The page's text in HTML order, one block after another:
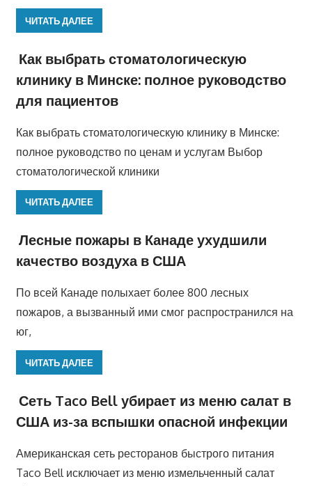
ЧИТАТЬ ДАЛЕЕ
Как выбрать стоматологическую
клинику в Минске: полное руководство
для пациентов
Как выбрать стоматологическую клинику в Минске:
полное руководство по ценам и услугам Выбор
стоматологической клиники
ЧИТАТЬ ДАЛЕЕ
Лесные пожары в Канаде ухудшили
качество воздуха в США
По всей Канаде полыхает более 800 лесных
пожаров, а вызванный ими смог распространился на
юг,
ЧИТАТЬ ДАЛЕЕ
Сеть Taco Bell убирает из меню салат в
США из-за вспышки опасной инфекции
Американская сеть ресторанов быстрого питания
Taco Bell исключает из меню измельченный салат